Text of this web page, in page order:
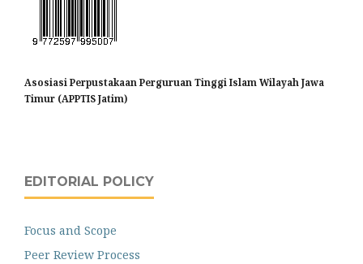
Asosiasi Perpustakaan Perguruan Tinggi Islam Wilayah Jawa
Timur (APPTIS Jatim)
EDITORIAL POLICY
Focus and Scope
Peer Review Process